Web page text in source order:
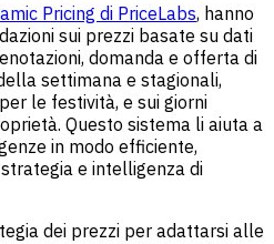
Pricing di PriceLabs, hanno
sui prezzi basate su dati
domanda e offerta di
settimana e stagionali,
le festività, e sui giorni
Questo sistema li aiuta a
in modo efficiente,
e intelligenza di
dei prezzi per adattarsi alle